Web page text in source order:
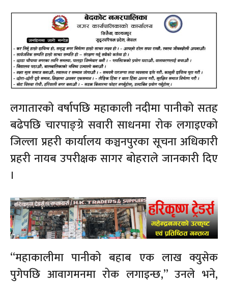
लगातारको वर्षापछि महाकाली नदीमा पानीको सतह
बढेपछि चारपाङ्ग्रे सवारी साधनमा रोक लगाइएको
जिल्ला प्रहरी कार्यालय कञ्चनपुरका सूचना अधिकारी
प्रहरी नायब उपरीक्षक सागर बोहराले जानकारी दिए
।
“महाकालीमा पानीको बहाब एक लाख क्युसेक
पुगेपछि आवागमनमा रोक लगाइन्छ,” उनले भने,